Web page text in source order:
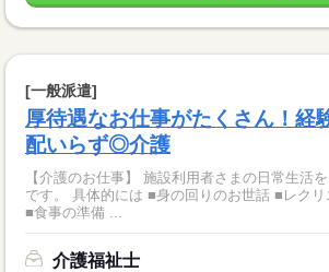
[一般派遣]
厚待遇なお仕事がたくさん！経
配いらず◎介護
【介護のお仕事】 施設利用者さまの日常生活
です。 具体的には ■身の回りのお世話 ■レクリエーションの見守り
■食事の準備 ...
介護福祉士